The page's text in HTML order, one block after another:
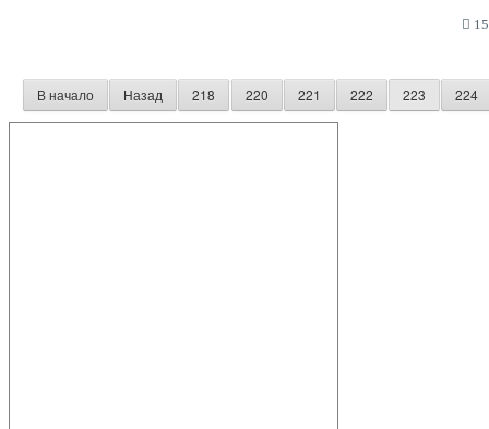
В начало Назад 218 220 221 222 223 224